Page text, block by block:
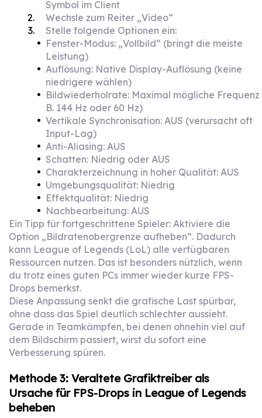
Symbol im Client
Wechsle zum Reiter „Video“
Stelle folgende Optionen ein:
Fenster-Modus: „Vollbild“ (bringt die meiste
Leistung)
Auflösung: Native Display-Auflösung (keine
niedrigere wählen)
Bildwiederholrate: Maximal mögliche Frequenz
B. 144 Hz oder 60 Hz)
Vertikale Synchronisation: AUS (verursacht oft
Input-Lag)
Anti-Aliasing: AUS
Schatten: Niedrig oder AUS
Charakterzeichnung in hoher Qualität: AUS
Umgebungsqualität: Niedrig
Effektqualität: Niedrig
Nachbearbeitung: AUS
Ein Tipp für fortgeschrittene Spieler: Aktiviere die
Option „Bildratenobergrenze aufheben”. Dadurch
kann League of Legends (LoL) alle verfügbaren
Ressourcen nutzen. Das ist besonders nützlich, wenn
du trotz eines guten PCs immer wieder kurze FPS-
Drops bemerkst.
Diese Anpassung senkt die grafische Last spürbar,
ohne dass das Spiel deutlich schlechter aussieht.
Gerade in Teamkämpfen, bei denen ohnehin viel auf
dem Bildschirm passiert, wirst du sofort eine
Verbesserung spüren.
Methode 3: Veraltete Grafiktreiber als
Ursache für FPS-Drops in League of Legends
beheben